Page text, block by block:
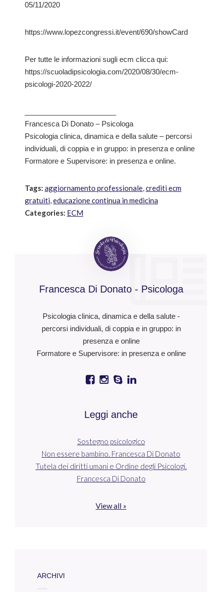
05/11/2020
https://www.lopezcongressi.it/event/690/showCard
Per tutte le informazioni sugli ecm clicca qui:
https://scuoladipsicologia.com/2020/08/30/ecm-
psicologi-2020-2022/
Francesca Di Donato – Psicologa
Psicologia clinica, dinamica e della salute – percorsi
individuali, di coppia e in gruppo: in presenza e online
Formatore e Supervisore: in presenza e online.
Tags: aggiornamento professionale,crediti ecm
gratuiti,educazione continua in medicina
Categories: ECM
Francesca Di Donato - Psicologa
Psicologia clinica, dinamica e della salute -
percorsi individuali, di coppia e in gruppo: in
presenza e online
Formatore e Supervisore: in presenza e online
Leggi anche
Sostegno psicologico
Non essere bambino. Francesca Di Donato
Tutela dei diritti umani e Ordine degli Psicologi.
Francesca Di Donato
View all »
ARCHIVI